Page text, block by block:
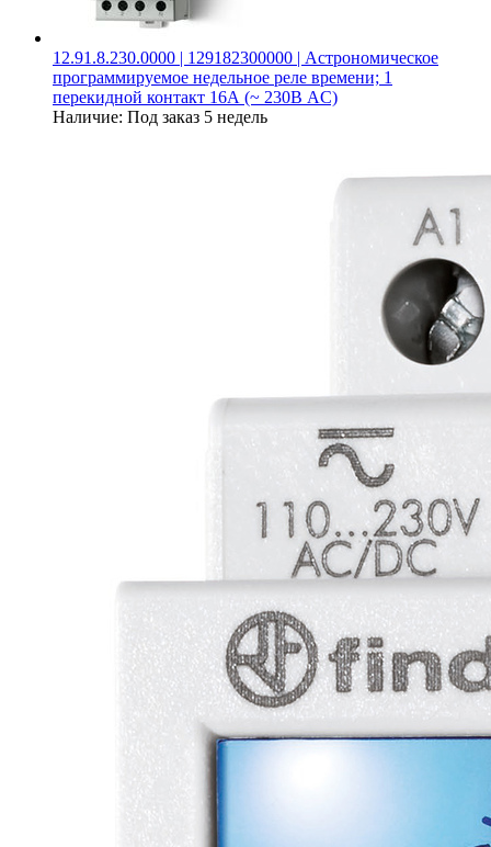
12.91.8.230.0000 | 129182300000 | Астрономическое
программируемое недельное реле времени; 1
перекидной контакт 16А (~ 230В AC)
Наличие: Под заказ 5 недель